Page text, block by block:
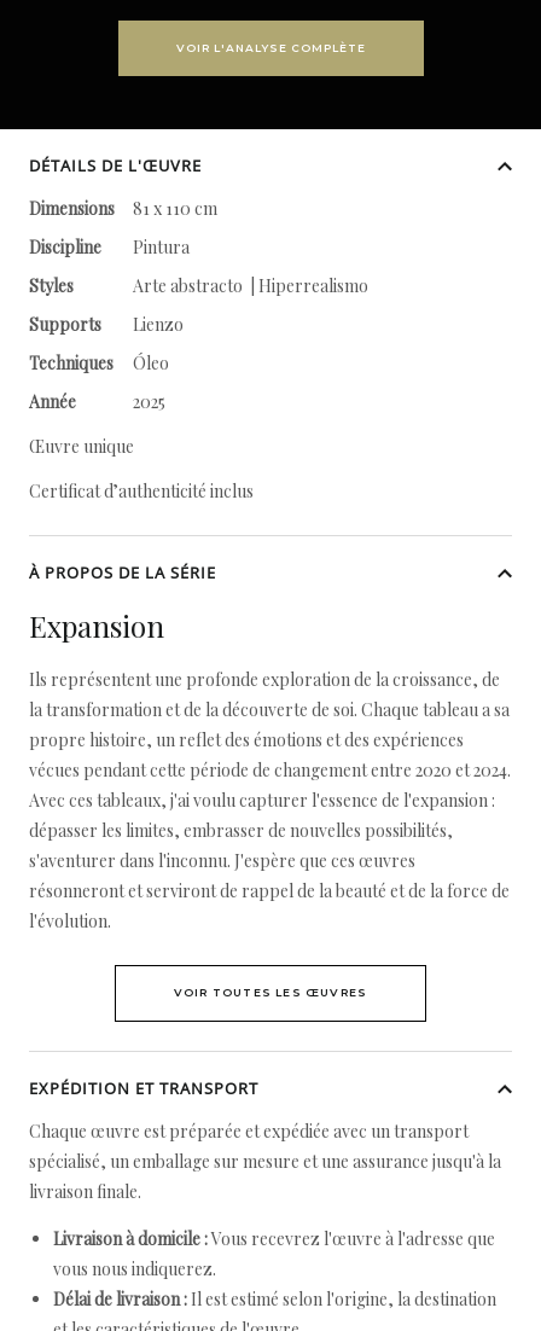
VOIR L'ANALYSE COMPLÈTE
DÉTAILS DE L'ŒUVRE
Dimensions
81 x 110 cm
Discipline
Pintura
Styles
Arte abstracto | Hiperrealismo
Supports
Lienzo
Techniques
Óleo
Année
2025
Œuvre unique
Certificat d’authenticité inclus
À PROPOS DE LA SÉRIE
Expansion
Ils représentent une profonde exploration de la croissance, de
la transformation et de la découverte de soi. Chaque tableau a sa
propre histoire, un reflet des émotions et des expériences
vécues pendant cette période de changement entre 2020 et 2024.
Avec ces tableaux, j'ai voulu capturer l'essence de l'expansion :
dépasser les limites, embrasser de nouvelles possibilités,
s'aventurer dans l'inconnu. J'espère que ces œuvres
résonneront et serviront de rappel de la beauté et de la force de
l'évolution.
VOIR TOUTES LES ŒUVRES
EXPÉDITION ET TRANSPORT
Chaque œuvre est préparée et expédiée avec un transport
spécialisé, un emballage sur mesure et une assurance jusqu'à la
livraison finale.
Livraison à domicile :Vous recevrez l'œuvre à l'adresse que
vous nous indiquerez.
Délai de livraison : Il est estimé selon l'origine, la destination